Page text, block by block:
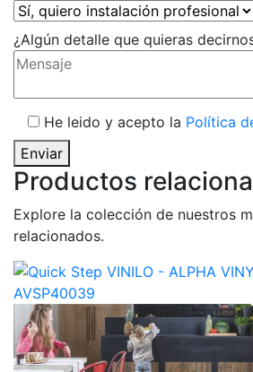
¿Algún detalle que quieras
He leido y acepto la Política
Enviar
Productos
Explore la colección de nuestros
relacionados.